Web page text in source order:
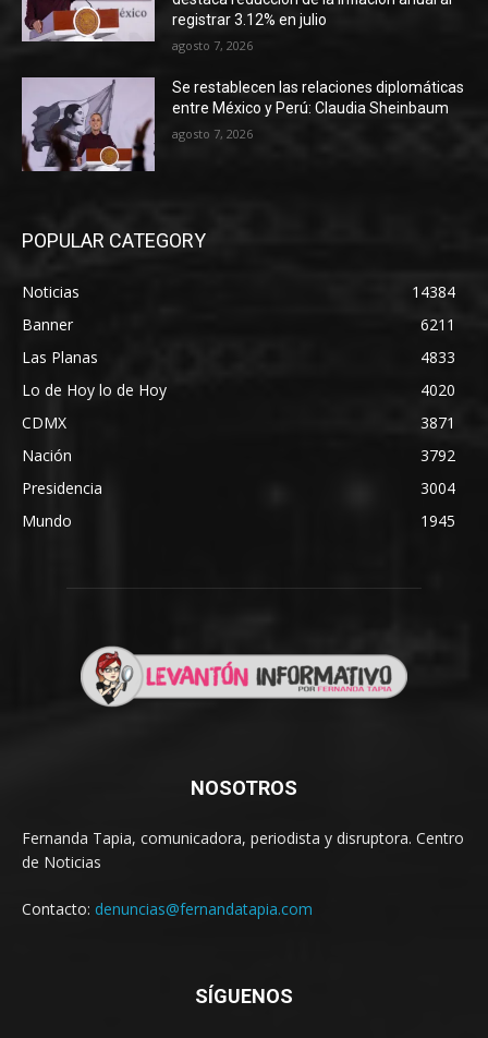
registrar 3.12% en julio
agosto 7, 2026
Se restablecen las relaciones diplomáticas
entre México y Perú: Claudia Sheinbaum
agosto 7, 2026
POPULAR CATEGORY
Noticias
14384
Banner
6211
Las Planas
4833
Lo de Hoy lo de Hoy
4020
CDMX
3871
Nación
3792
Presidencia
3004
Mundo
1945
NOSOTROS
Fernanda Tapia, comunicadora, periodista y disruptora. Centro
de Noticias
Contacto: denuncias@fernandatapia.com
SÍGUENOS